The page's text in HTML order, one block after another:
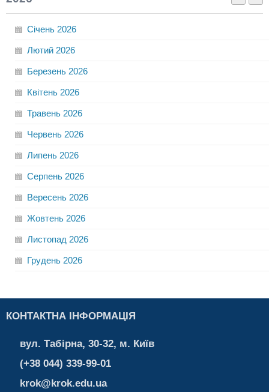
Січень 2026
Лютий 2026
Березень 2026
Квітень 2026
Травень 2026
Червень 2026
Липень 2026
Серпень 2026
Вересень 2026
Жовтень 2026
Листопад 2026
Грудень 2026
КОНТАКТНА ІНФОРМАЦІЯ
вул. Табірна, 30-32, м. Київ
(+38 044) 339-99-01
krok@krok.edu.ua